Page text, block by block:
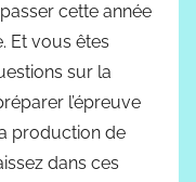
cette année
Et vous êtes
sur la
l’épreuve
production de
dans ces